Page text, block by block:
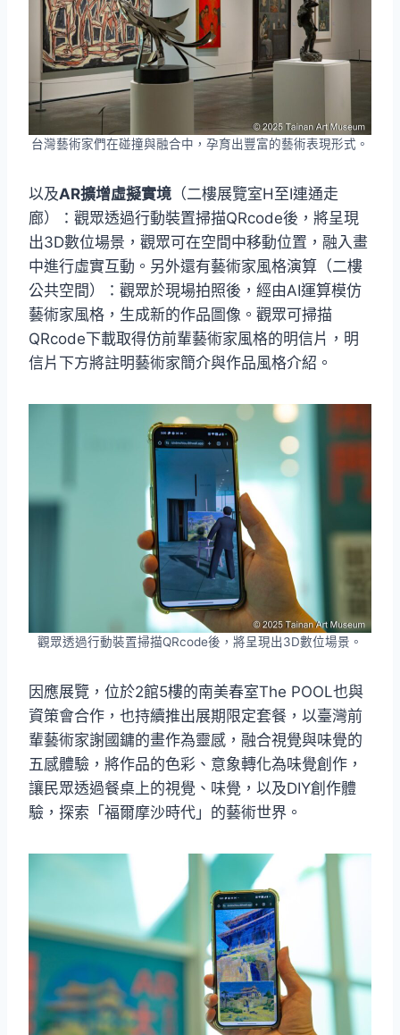
台灣藝術家們在碰撞與融合中，孕育出豐富的藝術表現形式。
以及AR擴增虛擬實境 （二樓展覽室H至I連通走
廊）：觀眾透過行動裝置掃描QRcode後，將呈現
出3D數位場景，觀眾可在空間中移動位置，融入畫
中進行虛實互動。另外還有藝術家風格演算（二樓
公共空間）：觀眾於現場拍照後，經由AI運算模仿
藝術家風格，生成新的作品圖像。觀眾可掃描
QRcode下載取得仿前輩藝術家風格的明信片，明
信片下方將註明藝術家簡介與作品風格介紹。
觀眾透過行動裝置掃描QRcode後，將呈現出3D數位場景。
因應展覽，位於2館5樓的南美春室The POOL也與
資策會合作，也持續推出展期限定套餐，以臺灣前
輩藝術家謝國鏞的畫作為靈感，融合視覺與味覺的
五感體驗，將作品的色彩、意象轉化為味覺創作，
讓民眾透過餐桌上的視覺、味覺，以及DIY創作體
驗，探索「福爾摩沙時代」的藝術世界。